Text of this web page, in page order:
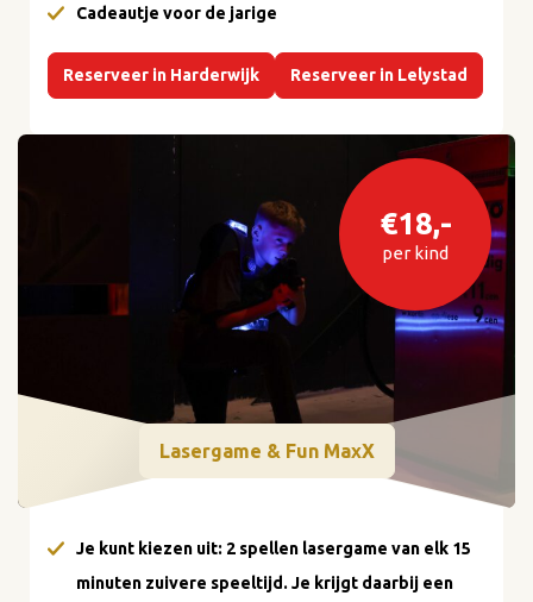
Cadeautje voor de jarige
Reserveer in Harderwijk Reserveer in Lelystad
€18,-
per kind
Lasergame & Fun MaxX
Je kunt kiezen uit: 2 spellen lasergame van elk 15
minuten zuivere speeltijd. Je krijgt daarbij een